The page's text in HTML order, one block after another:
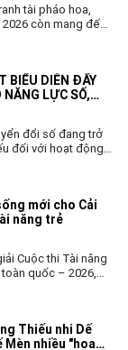
tài pháo hoa,
còn mang đến
BIỂU DIỄN ĐẨY
LỰC SỐ,
THỰC THI
đổi số đang trở
đối với hoạt động
trọng. Với tinh thần
đổi mới, ngày
biểu diễn đã tổ
huấn, bồi dưỡng
ứng dụng AI cho
chức và người
mới cho Cải
năng trẻ
Cuộc thi Tài năng
quốc – 2026,
thuật Cải lương
đại.
Thiếu nhi Dế
Mèn nhiều "hoa